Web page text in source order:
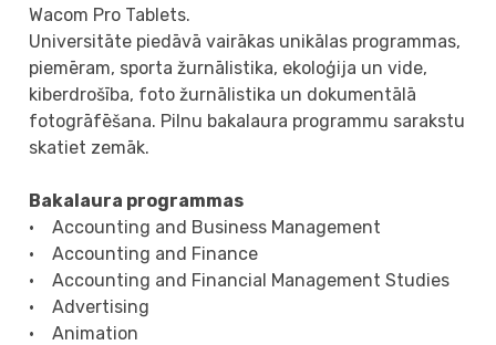
Wacom Pro Tablets.
Universitāte piedāvā vairākas unikālas programmas,
piemēram, sporta žurnālistika, ekoloģija un vide,
kiberdrošība, foto žurnālistika un dokumentālā
fotogrāfēšana. Pilnu bakalaura programmu sarakstu
skatiet zemāk.
Bakalaura programmas
• Accounting and Business Management
• Accounting and Finance
• Accounting and Financial Management Studies
• Advertising
• Animation